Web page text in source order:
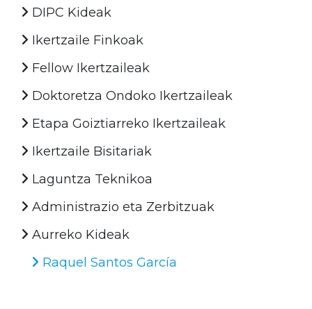
DIPC Kideak
Ikertzaile Finkoak
Fellow Ikertzaileak
Doktoretza Ondoko Ikertzaileak
Etapa Goiztiarreko Ikertzaileak
Ikertzaile Bisitariak
Laguntza Teknikoa
Administrazio eta Zerbitzuak
Aurreko Kideak
Raquel Santos García